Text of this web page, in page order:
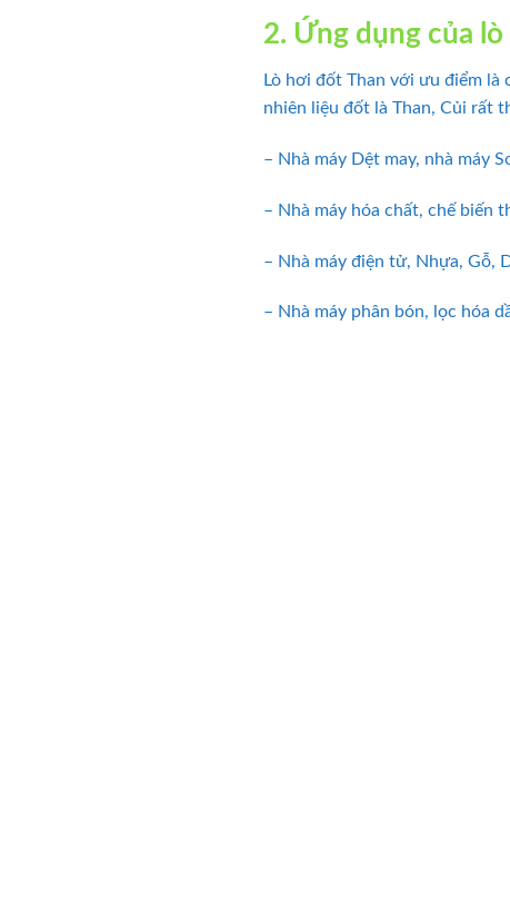
2. Ứng dụng của
Lò hơi đốt Than với ưu điểm là
nhiên liệu đốt là Than, Củi rất
– Nhà máy Dệt may, nhà máy
– Nhà máy hóa chất, chế biến
– Nhà máy điện tử, Nhựa, Gỗ,
– Nhà máy phân bón, lọc hóa